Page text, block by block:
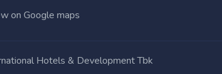
on Google maps
Hotels & Development Tbk